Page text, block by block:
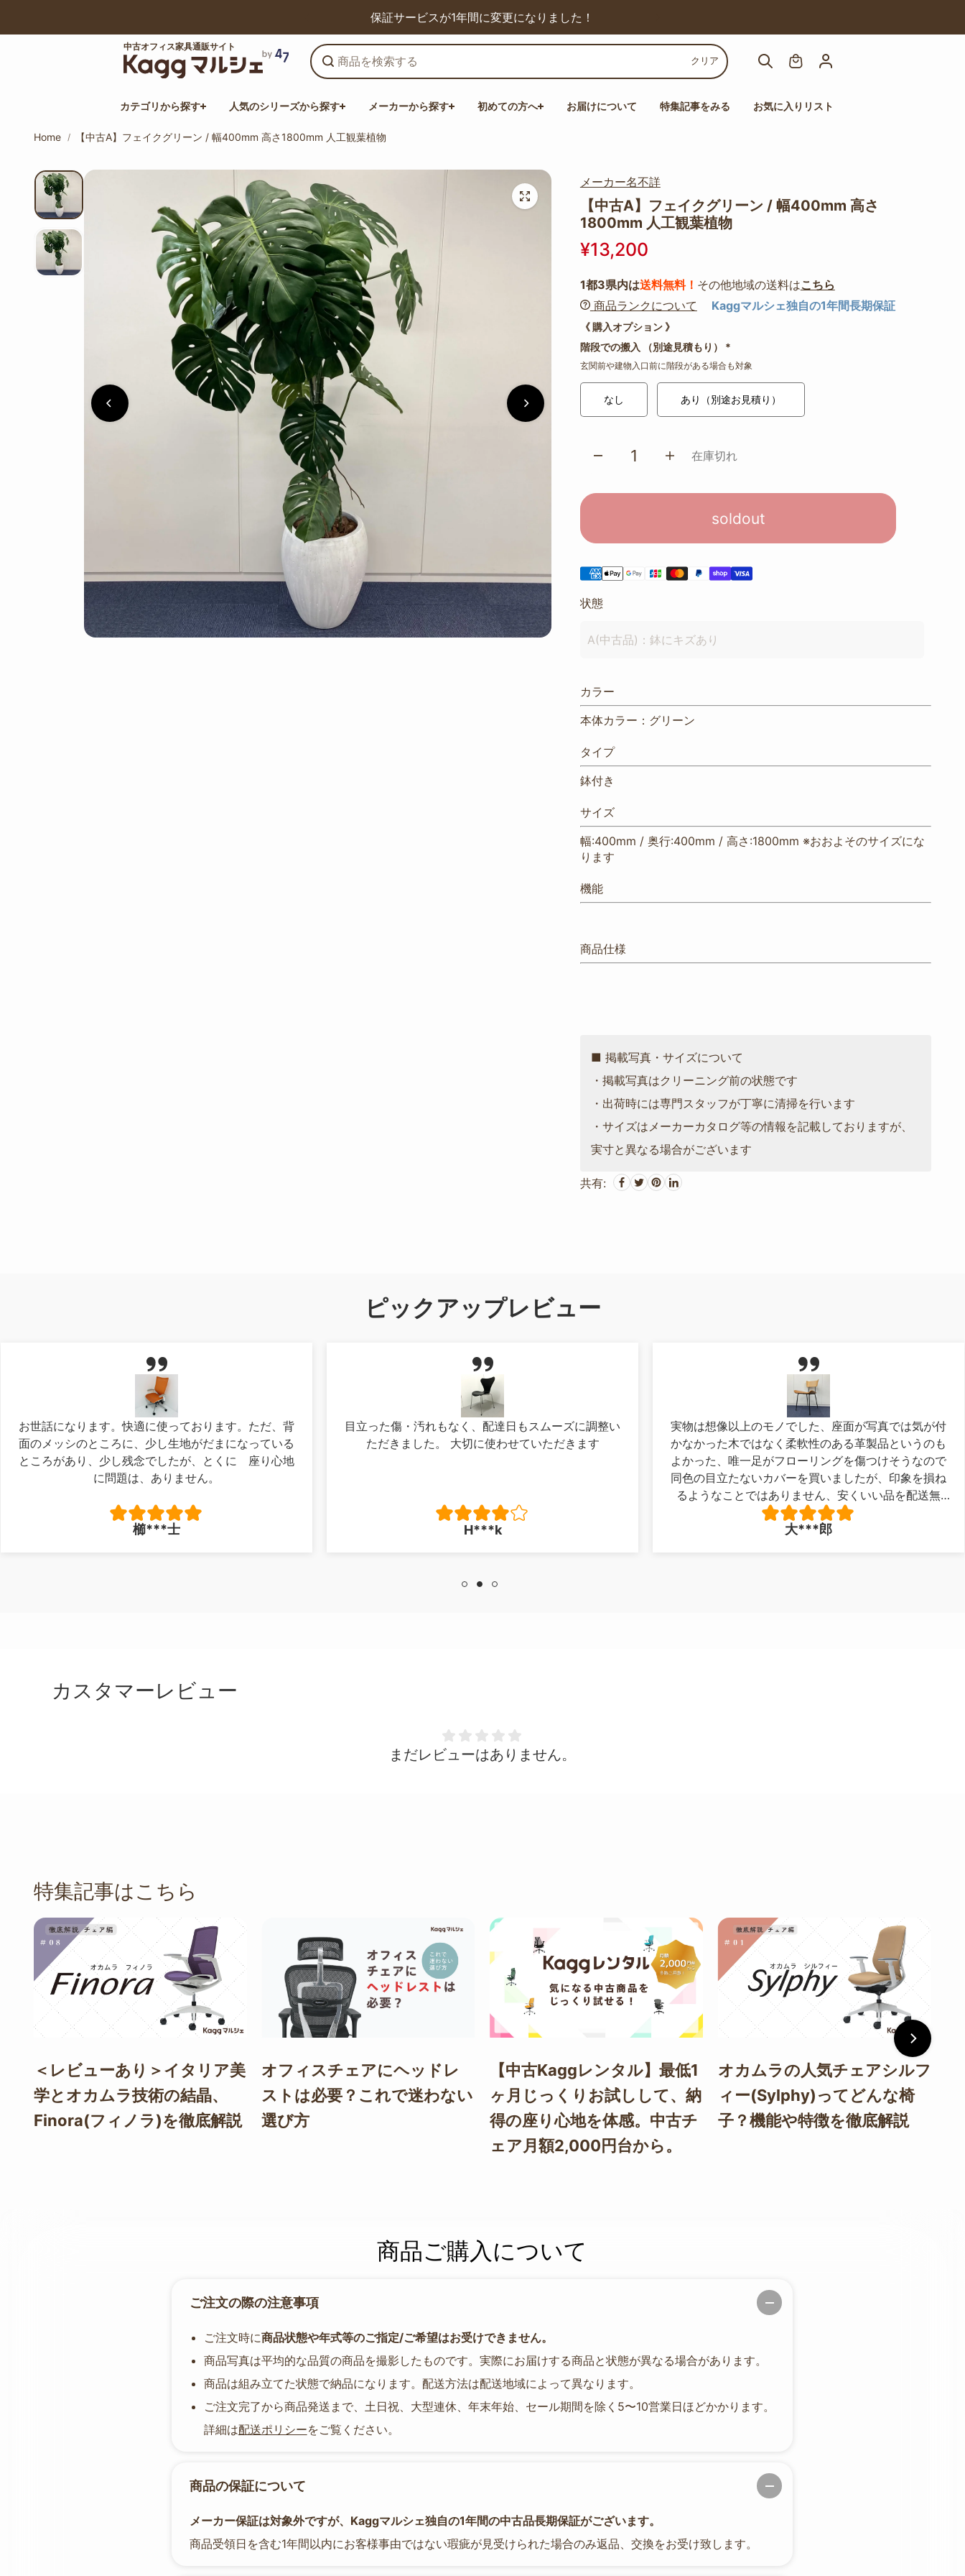
保証サービスが1年間に変更になりました！
中古オフィス家具通販サイト
クリア
カテゴリから探す 人気のシリーズから探す メーカーから探す 初めての方へ お届けについて 特集記事をみる お気に入りリスト
Home 【中古A】フェイクグリーン / 幅400mm 高さ1800mm 人工観葉植物
メーカー名不詳
【中古A】フェイクグリーン / 幅400mm 高さ
1800mm 人工観葉植物
¥13,200
1都3県内は送料無料！ その他地域の送料はこちら
商品ランクについて
Kaggマルシェ独自の1年間長期保証
《 購入オプション 》
階段での搬入 （別途見積もり） *
玄関前や建物入口前に階段がある場合も対象
なし あり（別途お見積り）
在庫切れ
soldout
状態
A(中古品)：鉢にキズあり
カラー
本体カラー：グリーン
タイプ
鉢付き
サイズ
幅:400mm / 奥行:400mm / 高さ:1800mm ※おおよそのサイズにな
ります
機能
商品仕様
■ 掲載写真・サイズについて
・掲載写真はクリーニング前の状態です
・出荷時には専門スタッフが丁寧に清掃を行います
・サイズはメーカーカタログ等の情報を記載しておりますが、
実寸と異なる場合がございます
共有:
ピックアップレビュー
お世話になります。快適に使っております。ただ、背
面のメッシのところに、少し生地がだまになっている
ところがあり、少し残念でしたが、とくに 座り心地
に問題は、ありません。
櫛***士
目立った傷・汚れもなく、配達日もスムーズに調整い
ただきました。 大切に使わせていただきます
H***k
実物は想像以上のモノでした、座面が写真では気が付
かなかった木ではなく柔軟性のある革製品というのも
よかった、唯一足がフローリングを傷つけそうなので
同色の目立たないカバーを買いましたが、印象を損ね
るようなことではありません、安くいい品を配送無
料！最高でした。写真が下手で申し訳ありません。
大***郎
カスタマーレビュー
まだレビューはありません。
特集記事はこちら
＜レビューあり＞イタリア美
学とオカムラ技術の結晶、
Finora(フィノラ)を徹底解説
オフィスチェアにヘッドレ
ストは必要？これで迷わない
選び方
【中古Kaggレンタル】最低1
ヶ月じっくりお試しして、納
得の座り心地を体感。中古チ
ェア月額2,000円台から。
オカムラの人気チェアシルフ
ィー(Sylphy)ってどんな椅
子？機能や特徴を徹底解説
商品ご購入について
ご注文の際の注意事項
ご注文時に商品状態や年式等のご指定/ご希望はお受けできません。
商品写真は平均的な品質の商品を撮影したものです。実際にお届けする商品と状態が異なる場合があります。
商品は組み立てた状態で納品になります。配送方法は配送地域によって異なります。
ご注文完了から商品発送まで、土日祝、大型連休、年末年始、セール期間を除く5〜10営業日ほどかかります。
詳細は配送ポリシーをご覧ください。
商品の保証について
メーカー保証は対象外ですが、Kaggマルシェ独自の1年間の中古品長期保証がございます。
商品受領日を含む1年間以内にお客様事由ではない瑕疵が見受けられた場合のみ返品、交換をお受け致します。